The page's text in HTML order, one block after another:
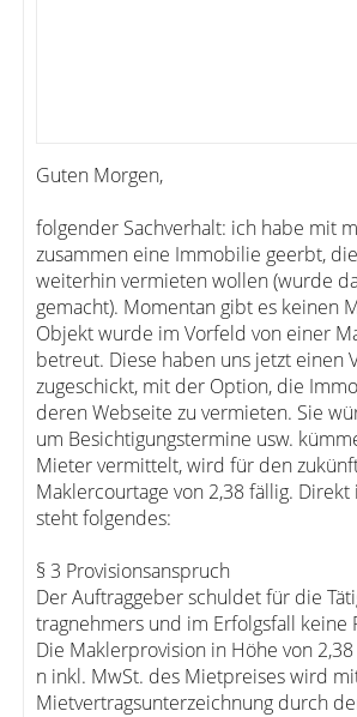
Guten Morgen,
folgender Sachverhalt: ich habe mit
zusammen eine Immobilie geerbt,
weiterhin vermieten wollen (wurde
gemacht). Momentan gibt es keinen
Objekt wurde im Vorfeld von einer
betreut. Diese haben uns jetzt einen
zugeschickt, mit der Option, die
deren Webseite zu vermieten. Sie
um Besichtigungstermine usw.
Mieter vermittelt, wird für den
Maklercourtage von 2,38 fällig.
steht folgendes:
§ 3 Provisionsanspruch
Der Auftraggeber schuldet für die
tragnehmers und im Erfolgsfall keine
Die Maklerprovision in Höhe von
n inkl. MwSt. des Mietpreises wird
Mietvertragsunterzeichnung durch